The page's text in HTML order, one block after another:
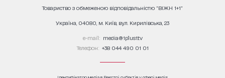
Товариство з обмеженою відповідальністю "ВІЖН 1+1"
Україна, 04080, м. Київ, вул. Кирилівська, 23
е-mail: media@1plus1.tv
Телефон: +38 044 490 01 01